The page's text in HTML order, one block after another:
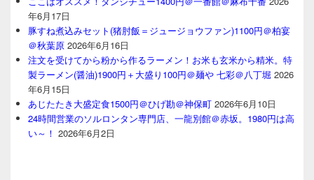
年6月17日
豚すね煮込みセット(猪肘飯＝ジュージョウファン)1100円＠柏宴
＠秋葉原 2026年6月16日
注文を受けてから粉から作るラーメン！お米も玄米から精米。特
製ラーメン(醤油)1900円＋大盛り100円＠麺や 七彩＠八丁堀 2026
年6月15日
あじたたき大盛定食1500円＠ひげ勘＠神保町 2026年6月10日
24時間営業のソルロンタン専門店、一龍別館＠赤坂。1980円は高
い～！ 2026年6月2日